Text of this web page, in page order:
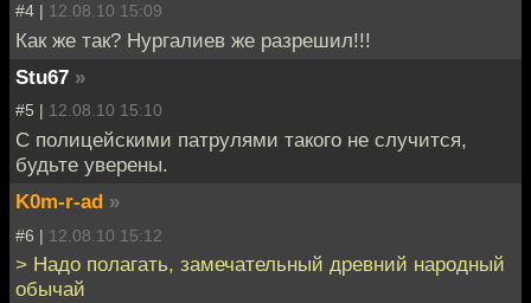
#4 | 12.08.10 15:09
Как же так? Нургалиев же разрешил!!!
Stu67 »
#5 | 12.08.10 15:10
С полицейскими патрулями такого не случится,
будьте уверены.
K0m-r-ad »
#6 | 12.08.10 15:12
> Надо полагать, замечательный древний народный
обычай